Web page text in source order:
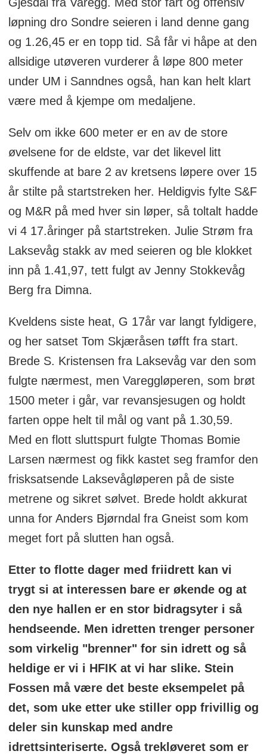
løpning dro Sondre seieren i land denne gang
og 1.26,45 er en topp tid. Så får vi håpe at den
allsidige utøveren vurderer å løpe 800 meter
under UM i Sanndnes også, han kan helt klart
være med å kjempe om medaljene.
Selv om ikke 600 meter er en av de store
øvelsene for de eldste, var det likevel litt
skuffende at bare 2 av kretsens løpere over 15
år stilte på startstreken her. Heldigvis fylte S&F
og M&R på med hver sin løper, så toltalt hadde
vi 4 17.åringer på startstreken. Julie Strøm fra
Laksevåg stakk av med seieren og ble klokket
inn på 1.41,97, tett fulgt av Jenny Stokkevåg
Berg fra Dimna.
Kveldens siste heat, G 17år var langt fyldigere,
og her satset Tom Skjæråsen tøfft fra start.
Brede S. Kristensen fra Laksevåg var den som
fulgte nærmest, men Vareggløperen, som brøt
1500 meter i går, var revansjesugen og holdt
farten oppe helt til mål og vant på 1.30,59.
Med en flott sluttspurt fulgte Thomas Bomie
Larsen nærmest og fikk kastet seg framfor den
frisksatsende Laksevågløperen på de siste
metrene og sikret sølvet. Brede holdt akkurat
unna for Anders Bjørndal fra Gneist som kom
meget fort på slutten han også.
Etter to flotte dager med friidrett kan vi
trygt si at interessen bare er økende og at
den nye hallen er en stor bidragsyter i så
hendseende. Men idretten trenger personer
som virkelig "brenner" for sin idrett og så
heldige er vi i HFIK at vi har slike. Stein
Fossen må være det beste eksempelet på
det, som uke etter uke stiller opp frivillig og
deler sin kunskap med andre
idrettsinteriserte. Også trekløveret som er